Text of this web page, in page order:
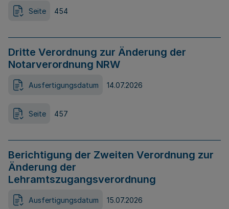
Seite 454
Dritte Verordnung zur Änderung der
Notarverordnung NRW
Ausfertigungsdatum 14.07.2026
Seite 457
Berichtigung der Zweiten Verordnung zur
Änderung der
Lehramtszugangsverordnung
Ausfertigungsdatum 15.07.2026